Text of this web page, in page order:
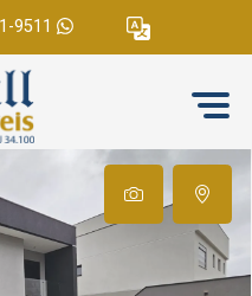
9511